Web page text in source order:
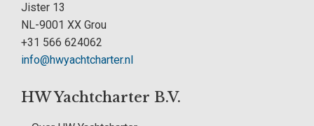
Jister 13
NL-9001 XX Grou
+31 566 624062
info@hwyachtcharter.nl
HW Yachtcharter B.V.